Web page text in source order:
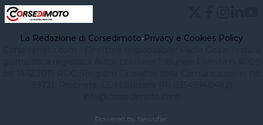
La Redazione di Corsedimoto•Privacy e Cookies Policy
Powered by Newsifier